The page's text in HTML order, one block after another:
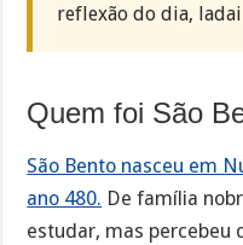
reflexão do dia,
Quem foi São
São Bento nasceu em
ano 480. De família
estudar, mas percebeu